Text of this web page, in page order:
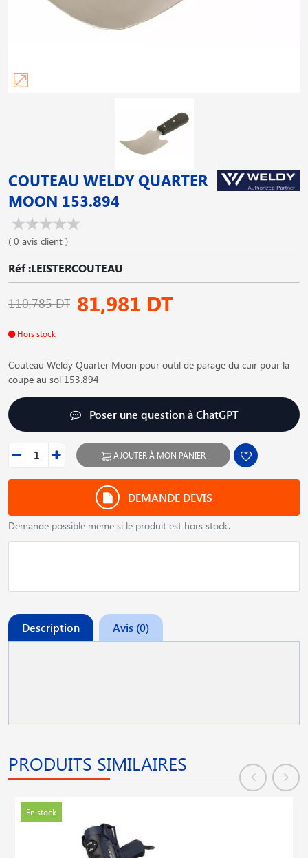
COUTEAU WELDY QUARTER
MOON 153.894
( 0 avis client )
Réf :LEISTERCOUTEAU
110,785 DT 81,981 DT
Hors stock
Couteau Weldy Quarter Moon pour outil de parage du cuir pour la
coupe au sol 153.894
Poser une question à ChatGPT
AJOUTER À MON PANIER
DEMANDE DEVIS
Demande possible meme si le produit est hors stock.
Description Avis (0)
PRODUITS SIMILAIRES
En stock